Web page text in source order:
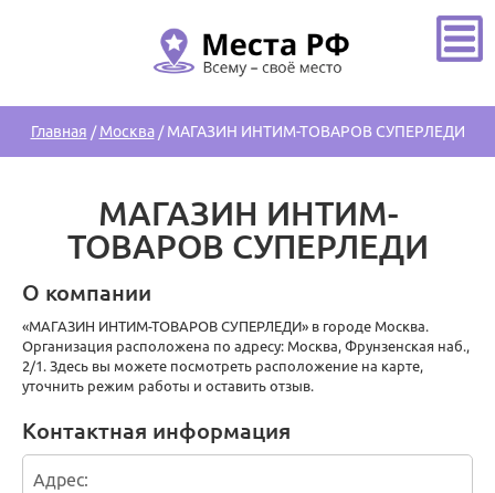
Главная /Москва/МАГАЗИН ИНТИМ-ТОВАРОВ СУПЕРЛЕДИ
МАГАЗИН ИНТИМ-
ТОВАРОВ СУПЕРЛЕДИ
О компании
«МАГАЗИН ИНТИМ-ТОВАРОВ СУПЕРЛЕДИ» в городе Москва.
Организация расположена по адресу: Москва, Фрунзенская наб.,
2/1. Здесь вы можете посмотреть расположение на карте,
уточнить режим работы и оставить отзыв.
Контактная информация
Адрес